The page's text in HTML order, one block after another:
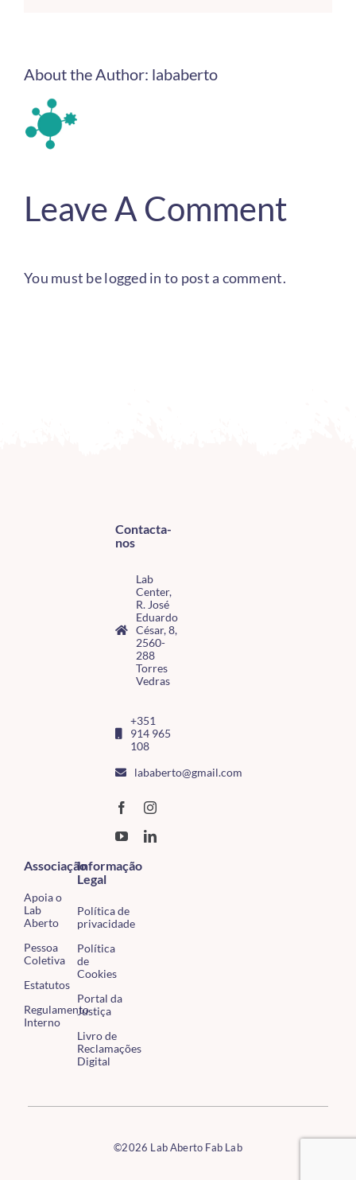
About the Author: lababerto
Leave A Comment
You must belogged in to post a comment.
Contacta-
nos
Lab
Center,
R. José
Eduardo
César, 8,
2560-
288
Torres
Vedras
+351
914 965
108
lababerto@gmail.com
Associação
Apoia o
Lab
Aberto
Pessoa
Coletiva
Estatutos
Regulamento
Interno
Informação
Legal
Política de
privacidade
Política
de
Cookies
Portal da
Justiça
Livro de
Reclamações
Digital
©2026 Lab Aberto Fab Lab